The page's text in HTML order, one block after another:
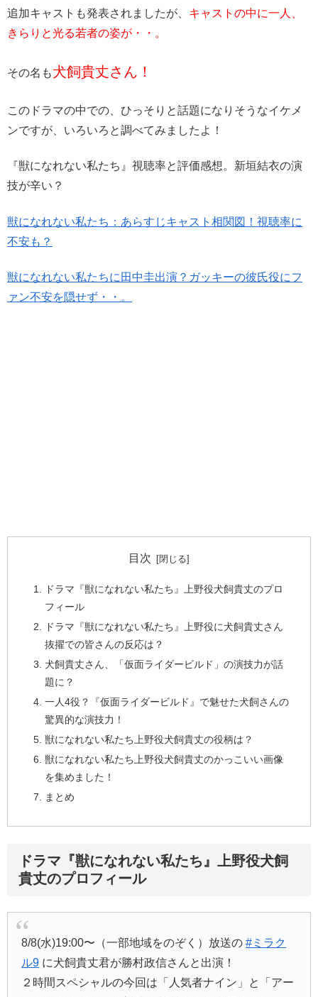
追加キャストも発表されましたが、 キャストの中に一人、
きらりと光る若者の姿が・・。
その名も犬飼貴丈さん！
このドラマの中での、ひっそりと話題になりそうなイケメ
ンですが、いろいろと調べてみましたよ！
『獣になれない私たち』視聴率と評価感想。新垣結衣の演
技が辛い？
獣になれない私たち：あらすじキャスト相関図！視聴率に
不安も？
獣になれない私たちに田中圭出演？ガッキーの彼氏役にフ
ァン不安を隠せず・・。
目次
ドラマ『獣になれない私たち』上野役犬飼貴丈のプロ
フィール
ドラマ『獣になれない私たち』上野役に犬飼貴丈さん
抜擢での皆さんの反応は？
犬飼貴丈さん、「仮面ライダービルド」の演技力が話
題に？
一人4役？『仮面ライダービルド』で魅せた犬飼さんの
驚異的な演技力！
獣になれない私たち上野役犬飼貴丈の役柄は？
獣になれない私たち上野役犬飼貴丈のかっこいい画像
を集めました！
まとめ
ドラマ『獣になれない私たち』上野役犬飼
貴丈のプロフィール
8/8(水)19:00〜（一部地域をのぞく）放送の#ミラク
ル9 に犬飼貴丈君が勝村政信さんと出演！
２時間スペシャルの今回は「人気者ナイン」と「アー